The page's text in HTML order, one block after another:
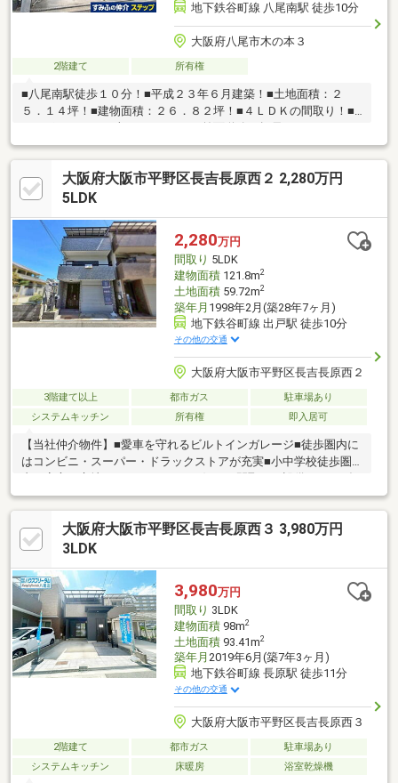
地下鉄谷町線 八尾南駅 徒歩10分
大阪府八尾市木の本３
2階建て 所有権
■八尾南駅徒歩１０分！■平成２３年６月建築！■土地面積：２
５．１４坪！■建物面積：２６．８２坪！■４ＬＤＫの間取り！■
大阪府大阪市平野区長吉長原西２ 2,280万円
5LDK
2,280万円
間取り 5LDK
建物面積121.8m2
土地面積59.72m2
築年月 1998年2月(築28年7ヶ月)
地下鉄谷町線 出戸駅 徒歩10分
その他の交通
大阪府大阪市平野区長吉長原西２
3階建て以上 都市ガス
駐車場あり
システムキッチン
所有権 即入居可
【当社仲介物件】■愛車を守れるビルトインガレージ■徒歩圏内に
はコンビニ・スーパー・ドラックストアが充実■小中学校徒歩圏
内と安心の立地■リフォームしてお好みの間取り、設備にしあげ
てもよし【センチュリー21G.Nスタイルにおまかせ】■豊富な実績
と物件情報量、諸事情で掲載していない未公開物件や、売出予定
物件の情報もあります。■購入時の下取り保障あり、ローン残の
方でも安心してお家をお探しいただけます。■リフォーム・登
の経験豊富なスタッフが一からアドバイスいたします。※お気軽
にお問い合わせください※
大阪府大阪市平野区長吉長原西３ 3,980万円
3LDK
3,980万円
間取り 3LDK
建物面積98m2
土地面積93.41m2
築年月 2019年6月(築7年3ヶ月)
地下鉄谷町線 長原駅 徒歩11分
その他の交通
大阪府大阪市平野区長吉長原西３
2階建て 都市ガス
駐車場あり
システムキッチン
床暖房 浴室乾燥機